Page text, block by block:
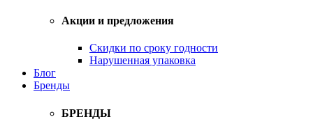
Акции и предложения
Скидки по сроку годности
Нарушенная упаковка
Блог
Бренды
БРЕНДЫ